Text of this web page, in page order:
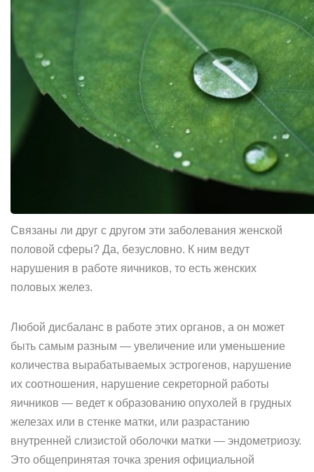
Связаны ли друг с другом эти заболевания женской
половой сферы? Да, безусловно. К ним ведут
нарушения в работе яичников, то есть женских
половых желез.
Любой дисбаланс в работе этих органов, а он может
быть самым разным — увеличение или уменьшение
количества вырабатываемых эстрогенов, нарушение
их соотношения, нарушение секреторной работы
яичников — ведет к образованию опухолей в грудных
железах или в стенке матки, или разрастанию
внутренней слизистой оболочки матки — эндометриозу.
Это общепринятая точка зрения официальной